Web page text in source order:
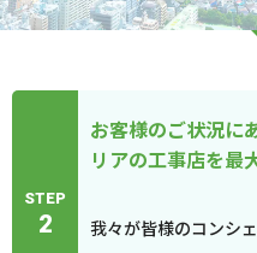
STEP
2
お客様のご状況に
リアの工事店を最
我々が皆様のコンシ